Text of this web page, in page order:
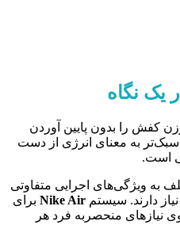
یک نگاه
کفش را بدون پایین آوردن
به معنای انرژی از دست
است.
به ویژگی‌های اجرایی متفاوتی
دارند. سیستم Nike Air برای
نیازهای منحصربه فرد هر